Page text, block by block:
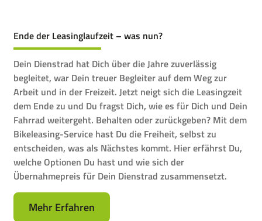
Ende der Leasinglaufzeit – was nun?
Dein Dienstrad hat Dich über die Jahre zuverlässig
begleitet, war Dein treuer Begleiter auf dem Weg zur
Arbeit und in der Freizeit. Jetzt neigt sich die Leasingzeit
dem Ende zu und Du fragst Dich, wie es für Dich und Dein
Fahrrad weitergeht. Behalten oder zurückgeben? Mit dem
Bikeleasing-Service hast Du die Freiheit, selbst zu
entscheiden, was als Nächstes kommt. Hier erfährst Du,
welche Optionen Du hast und wie sich der
Übernahmepreis für Dein Dienstrad zusammensetzt.
Mehr Erfahren